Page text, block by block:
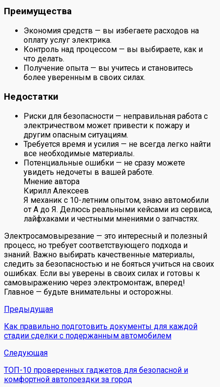
Преимущества
Экономия средств — вы избегаете расходов на
оплату услуг электрика.
Контроль над процессом — вы выбираете, как и
что делать.
Получение опыта — вы учитесь и становитесь
более уверенным в своих силах.
Недостатки
Риски для безопасности — неправильная работа с
электричеством может привести к пожару и
другим опасным ситуациям.
Требуется время и усилия — не всегда легко найти
все необходимые материалы.
Потенциальные ошибки — не сразу можете
увидеть недочеты в вашей работе.
Мнение автора
Кирилл Алексеев
Я механик с 10-летним опытом, знаю автомобили
от А до Я. Делюсь реальными кейсами из сервиса,
лайфхаками и честными мнениями о запчастях.
Электросамовырезание — это интересный и полезный
процесс, но требует соответствующего подхода и
знаний. Важно выбирать качественные материалы,
следить за безопасностью и не бояться учиться на своих
ошибках. Если вы уверены в своих силах и готовы к
самовыражению через электромонтаж, вперед!
Главное — будьте внимательны и осторожны.
Предыдущая
Как правильно подготовить документы для каждой
стадии сделки с подержанным автомобилем
Следующая
ТОП-10 проверенных гаджетов для безопасной и
комфортной автопоездки за город